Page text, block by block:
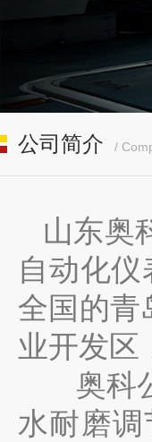
公司简介 /
山东奥
自动化
全国的青
业开发区
奥科
水耐磨